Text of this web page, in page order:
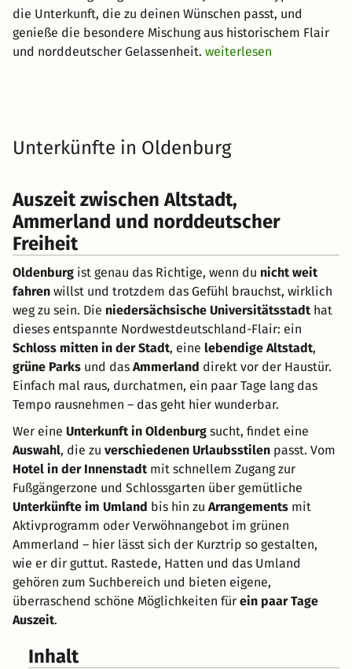
die Unterkunft, die zu deinen Wünschen passt, und
genieße die besondere Mischung aus historischem Flair
und norddeutscher Gelassenheit. weiterlesen
Unterkünfte in Oldenburg
Auszeit zwischen Altstadt,
Ammerland und norddeutscher
Freiheit
Oldenburg ist genau das Richtige, wenn du nicht weit
fahren willst und trotzdem das Gefühl brauchst, wirklich
weg zu sein. Die niedersächsische Universitätsstadthat
dieses entspannte Nordwestdeutschland-Flair: ein
Schloss mitten in der Stadt, eine lebendige Altstadt,
grüne Parks und das Ammerland direkt vor der Haustür.
Einfach mal raus, durchatmen, ein paar Tage lang das
Tempo rausnehmen – das geht hier wunderbar.
Wer eine Unterkunft in Oldenburg sucht, findet eine
Auswahl, die zu verschiedenen Urlaubsstilen passt. Vom
Hotel in der Innenstadtmit schnellem Zugang zur
Fußgängerzone und Schlossgarten über gemütliche
Unterkünfte im Umland bis hin zu Arrangements mit
Aktivprogramm oder Verwöhnangebot im grünen
Ammerland – hier lässt sich der Kurztrip so gestalten,
wie er dir guttut. Rastede, Hatten und das Umland
gehören zum Suchbereich und bieten eigene,
überraschend schöne Möglichkeiten für ein paar Tage
Auszeit.
Inhalt